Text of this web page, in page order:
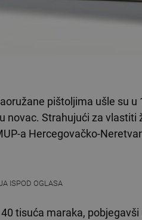
pištoljima ušle su u
Strahujući za vlastiti
a Hercegovačko-
ISPOD OGLASA
tisuća maraka,